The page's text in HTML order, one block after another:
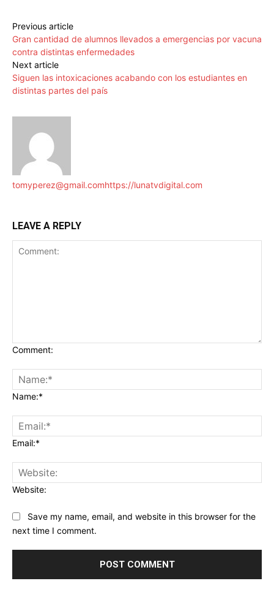
Previous article
Gran cantidad de alumnos llevados a emergencias por vacuna
contra distintas enfermedades
Next article
Siguen las intoxicaciones acabando con los estudiantes en
distintas partes del país
tomyperez@gmail.comhttps://lunatvdigital.com
LEAVE A REPLY
Comment:
Name:*
Email:*
Website:
Save my name, email, and website in this browser for the
next time I comment.